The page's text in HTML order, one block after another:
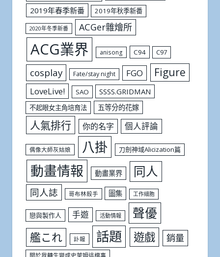
2019年春季新番
2019年秋季新番
2020年冬季新番 ACGer雜燴所
ACG業界 anisong C94 C97
cosplay Fate/stay night FGO Figure
LoveLive! SAO SSSS.GRIDMAN
不起眼女主角培育法 五等分的花嫁
人氣排行 你的名字 個人評論
偶像大師灰姑娘 八掛 刀劍神域Alicization篇
動畫情報 動畫業界 同人
同人誌 哥布林殺手 圖集 工作細胞
戀與製作人 手遊 活動情報 聲優
艦これ 訃報 話題 遊戲 銷量
關於我轉生變成史萊姆這檔事